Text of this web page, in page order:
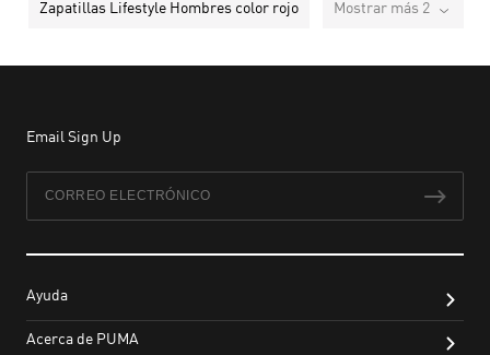
Zapatillas Lifestyle Hombres color rojo Mostrar más 2